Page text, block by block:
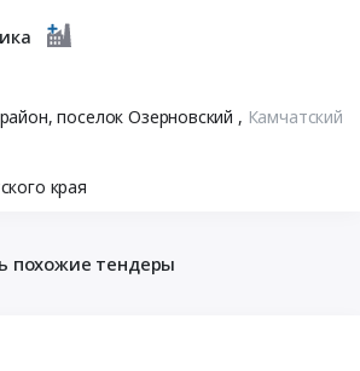
поселок Озерновский , Камчатский
края
похожие тендеры